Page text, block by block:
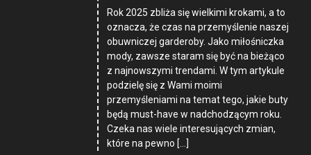
Rok 2025 zbliża się wielkimi krokami, a to
oznacza, że czas na przemyślenie naszej
obuwniczej garderoby. Jako miłośniczka
mody, zawsze staram się być na bieżąco
z najnowszymi trendami. W tym artykule
podzielę się z Wami moimi
przemyśleniami na temat tego, jakie buty
będą must-have w nadchodzącym roku.
Czeka nas wiele interesujących zmian,
które na pewno […]